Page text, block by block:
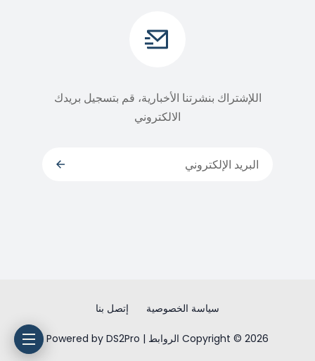
اللإشتراك بنشرتنا الأخبارية، قم بتسجيل بريدك
الالكتروني
سياسة الخصوصية إتصل بنا
Copyright © 2026 الروابط | Powered by DS2Pro